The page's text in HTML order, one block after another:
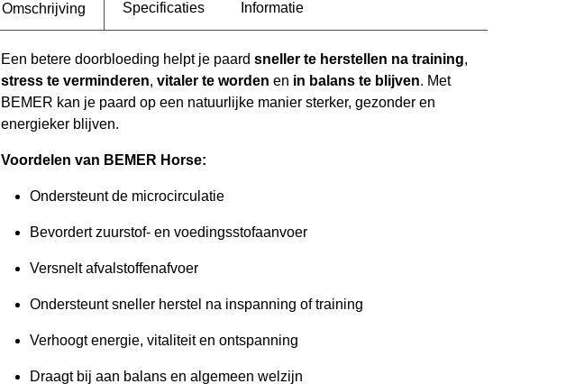
Omschrijving Specificaties Informatie
Een betere doorbloeding helpt je paard sneller te herstellen na training,
stress te verminderen, vitaler te worden en in balans te blijven. Met
BEMER kan je paard op een natuurlijke manier sterker, gezonder en
energieker blijven.
Voordelen van BEMER Horse:
Ondersteunt de microcirculatie
Bevordert zuurstof- en voedingsstofaanvoer
Versnelt afvalstoffenafvoer
Ondersteunt sneller herstel na inspanning of training
Verhoogt energie, vitaliteit en ontspanning
Draagt bij aan balans en algemeen welzijn